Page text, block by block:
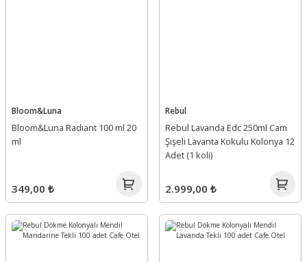
Bloom&Luna
Bloom&Luna Radiant 100 ml 20
ml
349,00 ₺
Rebul
Rebul Lavanda Edc 250ml Cam
Şişeli Lavanta Kokulu Kolonya 12
Adet (1 koli)
2.999,00 ₺